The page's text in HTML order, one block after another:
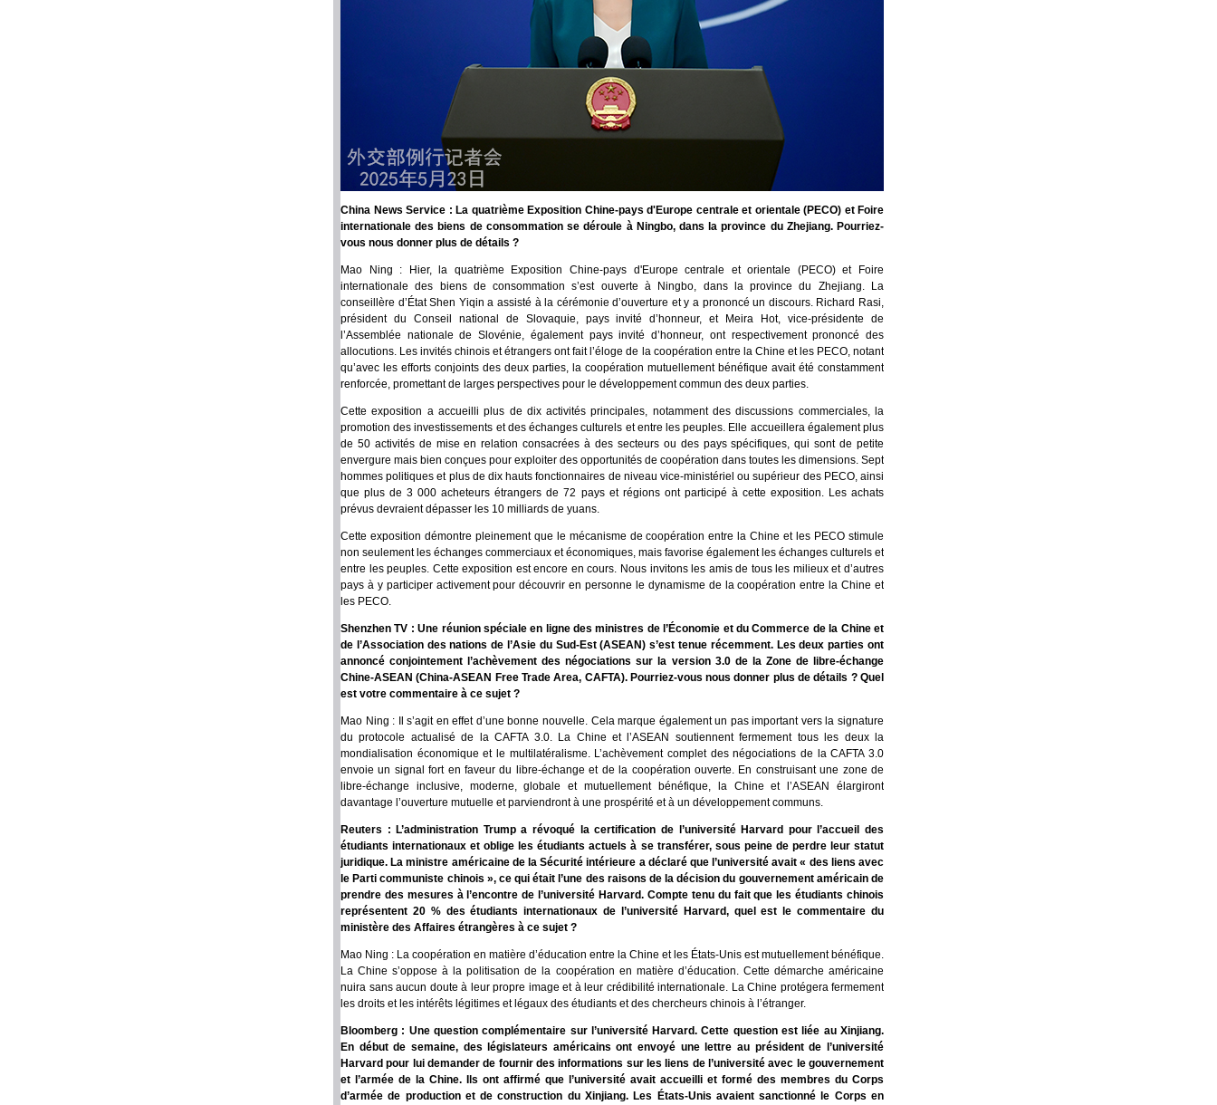
China News Service : La quatrième Exposition Chine-pays d'Europe centrale et orientale (PECO) et Foire
internationale des biens de consommation se déroule à Ningbo, dans la province du Zhejiang. Pourriez-
vous nous donner plus de détails ?
Mao Ning : Hier, la quatrième Exposition Chine-pays d'Europe centrale et orientale (PECO) et Foire
internationale des biens de consommation s’est ouverte à Ningbo, dans la province du Zhejiang. La
conseillère d’État Shen Yiqin a assisté à la cérémonie d’ouverture et y a prononcé un discours. Richard Rasi,
président du Conseil national de Slovaquie, pays invité d’honneur, et Meira Hot, vice-présidente de
l’Assemblée nationale de Slovénie, également pays invité d’honneur, ont respectivement prononcé des
allocutions. Les invités chinois et étrangers ont fait l’éloge de la coopération entre la Chine et les PECO, notant
qu’avec les efforts conjoints des deux parties, la coopération mutuellement bénéfique avait été constamment
renforcée, promettant de larges perspectives pour le développement commun des deux parties.
Cette exposition a accueilli plus de dix activités principales, notamment des discussions commerciales, la
promotion des investissements et des échanges culturels et entre les peuples. Elle accueillera également plus
de 50 activités de mise en relation consacrées à des secteurs ou des pays spécifiques, qui sont de petite
envergure mais bien conçues pour exploiter des opportunités de coopération dans toutes les dimensions. Sept
hommes politiques et plus de dix hauts fonctionnaires de niveau vice-ministériel ou supérieur des PECO, ainsi
que plus de 3 000 acheteurs étrangers de 72 pays et régions ont participé à cette exposition. Les achats
prévus devraient dépasser les 10 milliards de yuans.
Cette exposition démontre pleinement que le mécanisme de coopération entre la Chine et les PECO stimule
non seulement les échanges commerciaux et économiques, mais favorise également les échanges culturels et
entre les peuples. Cette exposition est encore en cours. Nous invitons les amis de tous les milieux et d’autres
pays à y participer activement pour découvrir en personne le dynamisme de la coopération entre la Chine et
les PECO.
Shenzhen TV : Une réunion spéciale en ligne des ministres de l’Économie et du Commerce de la Chine et
de l’Association des nations de l’Asie du Sud-Est (ASEAN) s’est tenue récemment. Les deux parties ont
annoncé conjointement l’achèvement des négociations sur la version 3.0 de la Zone de libre-échange
Chine-ASEAN (China-ASEAN Free Trade Area, CAFTA). Pourriez-vous nous donner plus de détails ? Quel
est votre commentaire à ce sujet ?
Mao Ning : Il s’agit en effet d’une bonne nouvelle. Cela marque également un pas important vers la signature
du protocole actualisé de la CAFTA 3.0. La Chine et l’ASEAN soutiennent fermement tous les deux la
mondialisation économique et le multilatéralisme. L’achèvement complet des négociations de la CAFTA 3.0
envoie un signal fort en faveur du libre-échange et de la coopération ouverte. En construisant une zone de
libre-échange inclusive, moderne, globale et mutuellement bénéfique, la Chine et l’ASEAN élargiront
davantage l’ouverture mutuelle et parviendront à une prospérité et à un développement communs.
Reuters : L’administration Trump a révoqué la certification de l’université Harvard pour l’accueil des
étudiants internationaux et oblige les étudiants actuels à se transférer, sous peine de perdre leur statut
juridique. La ministre américaine de la Sécurité intérieure a déclaré que l’université avait « des liens avec
le Parti communiste chinois », ce qui était l’une des raisons de la décision du gouvernement américain de
prendre des mesures à l’encontre de l’université Harvard. Compte tenu du fait que les étudiants chinois
représentent 20 % des étudiants internationaux de l’université Harvard, quel est le commentaire du
ministère des Affaires étrangères à ce sujet ?
Mao Ning : La coopération en matière d’éducation entre la Chine et les États-Unis est mutuellement bénéfique.
La Chine s’oppose à la politisation de la coopération en matière d’éducation. Cette démarche américaine
nuira sans aucun doute à leur propre image et à leur crédibilité internationale. La Chine protégera fermement
les droits et les intérêts légitimes et légaux des étudiants et des chercheurs chinois à l’étranger.
Bloomberg : Une question complémentaire sur l’université Harvard. Cette question est liée au Xinjiang.
En début de semaine, des législateurs américains ont envoyé une lettre au président de l’université
Harvard pour lui demander de fournir des informations sur les liens de l’université avec le gouvernement
et l’armée de la Chine. Ils ont affirmé que l’université avait accueilli et formé des membres du Corps
d’armée de production et de construction du Xinjiang. Les États-Unis avaient sanctionné le Corps en